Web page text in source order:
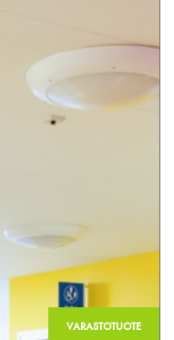
VARASTOTUOTE